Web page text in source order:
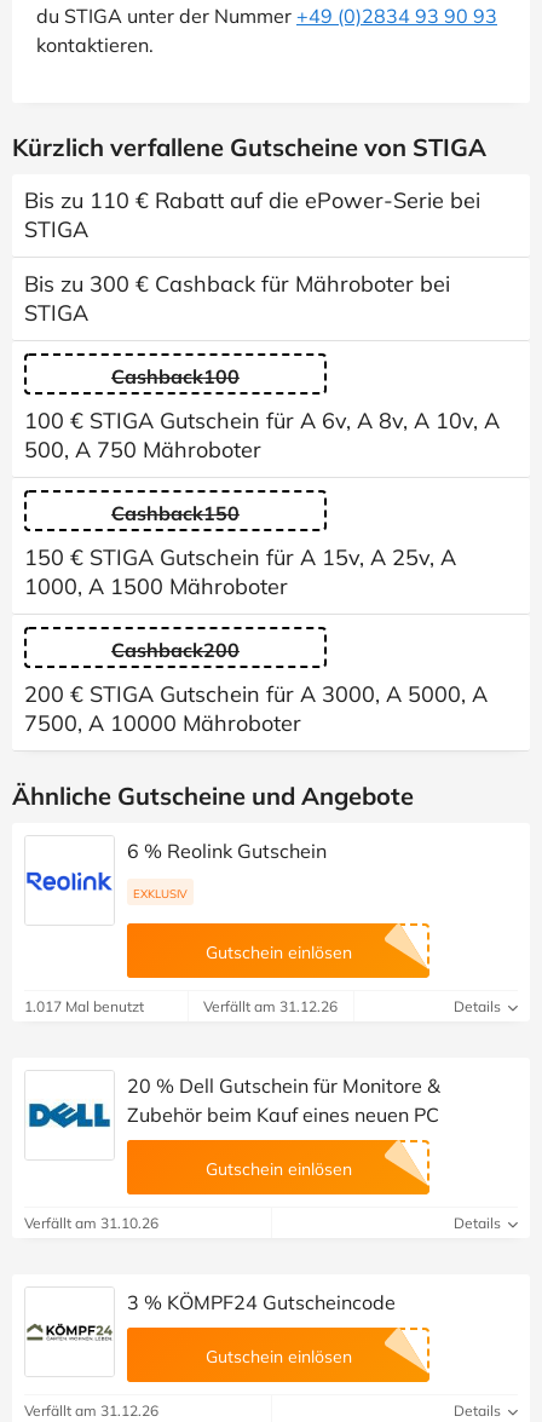
du STIGA unter der Nummer +49 (0)2834 93 90 93
kontaktieren.
Kürzlich verfallene Gutscheine von STIGA
Bis zu 110 € Rabatt auf die ePower-Serie bei
STIGA
Bis zu 300 € Cashback für Mähroboter bei
STIGA
Cashback100
100 € STIGA Gutschein für A 6v, A 8v, A 10v, A
500, A 750 Mähroboter
Cashback150
150 € STIGA Gutschein für A 15v, A 25v, A
1000, A 1500 Mähroboter
Cashback200
200 € STIGA Gutschein für A 3000, A 5000, A
7500, A 10000 Mähroboter
Ähnliche Gutscheine und Angebote
6 % Reolink Gutschein
EXKLUSIV
Gutschein einlösen
1.017 Mal benutzt Verfällt am 31.12.26 Details
20 % Dell Gutschein für Monitore &
Zubehör beim Kauf eines neuen PC
Gutschein einlösen
Verfällt am 31.10.26 Details
3 % KÖMPF24 Gutscheincode
Gutschein einlösen
Verfällt am 31.12.26 Details